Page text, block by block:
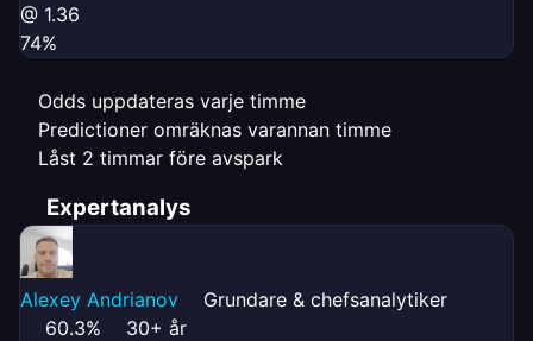
@ 1.36
74%
Odds uppdateras varje timme
Predictioner omräknas varannan timme
Låst 2 timmar före avspark
Expertanalys
Alexey Andrianov
Grundare & chefsanalytiker
60.3%
30+ år